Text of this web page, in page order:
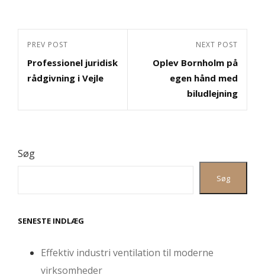
Indlægsnavigation
Previous
Post
PREV POST
Professionel juridisk
rådgivning i Vejle
Post
NEXT POST
Oplev Bornholm på
egen hånd med
biludlejning
Søg
Søg
SENESTE INDLÆG
Effektiv industri ventilation til moderne
virksomheder